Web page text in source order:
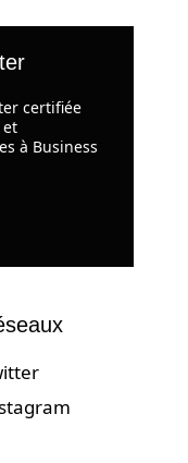
certifiée
et
à Business